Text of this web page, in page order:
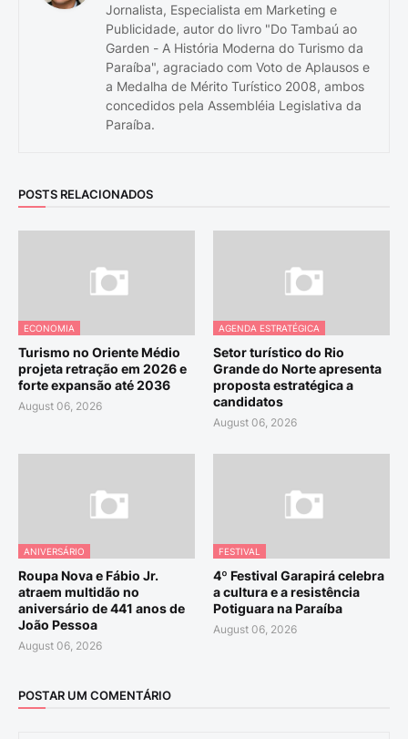
Jornalista, Especialista em Marketing e
Publicidade, autor do livro "Do Tambaú ao
Garden - A História Moderna do Turismo da
Paraíba", agraciado com Voto de Aplausos e
a Medalha de Mérito Turístico 2008, ambos
concedidos pela Assembléia Legislativa da
Paraíba.
POSTS RELACIONADOS
ECONOMIA
Turismo no Oriente Médio
projeta retração em 2026 e
forte expansão até 2036
August 06, 2026
AGENDA ESTRATÉGICA
Setor turístico do Rio
Grande do Norte apresenta
proposta estratégica a
candidatos
August 06, 2026
ANIVERSÁRIO
Roupa Nova e Fábio Jr.
atraem multidão no
aniversário de 441 anos de
João Pessoa
August 06, 2026
FESTIVAL
4º Festival Garapirá celebra
a cultura e a resistência
Potiguara na Paraíba
August 06, 2026
POSTAR UM COMENTÁRIO